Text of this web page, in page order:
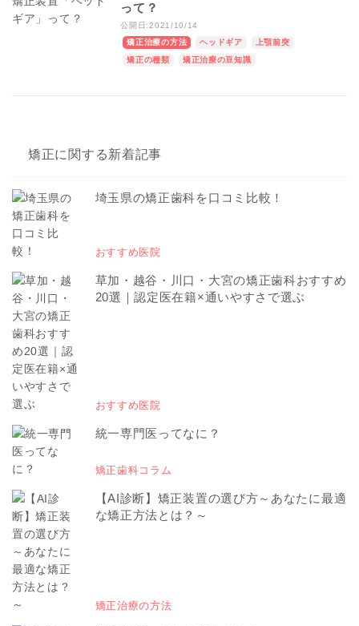
って？
公開日:2021/10/14
矯正治療の方法
ヘッドギア
上顎前突
矯正の種類
矯正治療の豆知識
矯正に関する新着記事
埼玉県の矯正歯科を口コミ比較！
おすすめ医院
草加・越谷・川口・大宮の矯正歯科おすすめ
20選｜認定医在籍×通いやすさで選ぶ
おすすめ医院
統一専門医ってなに？
矯正歯科コラム
【AI診断】矯正装置の選び方～あなたに最適
な矯正方法とは？～
矯正治療の方法